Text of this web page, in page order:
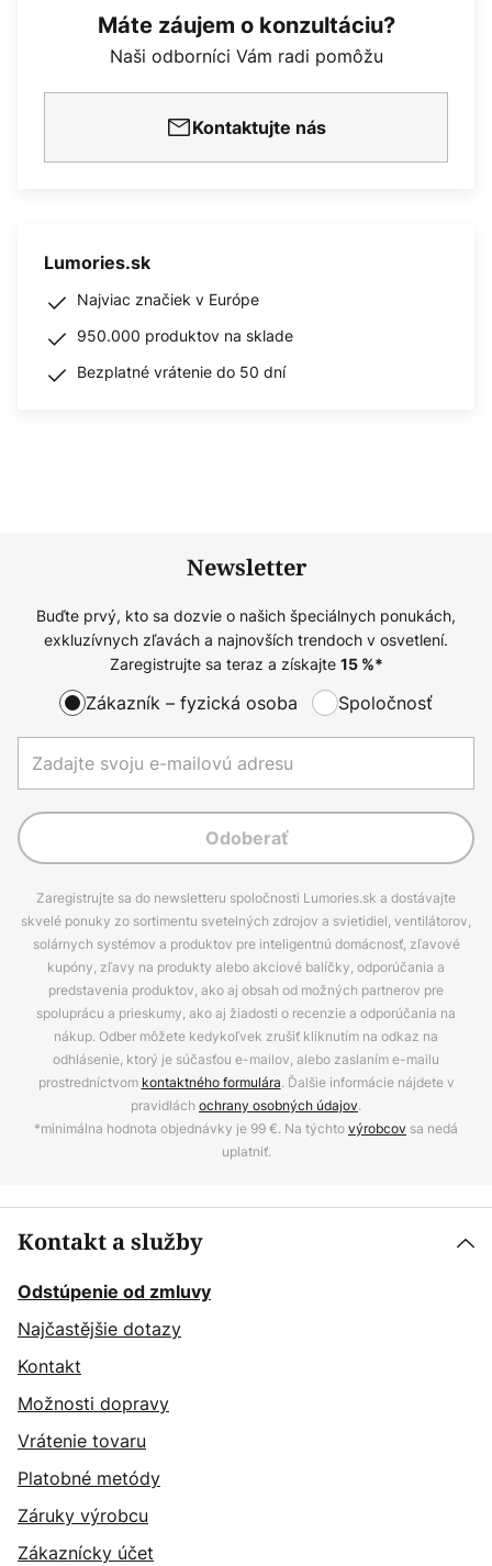
Máte záujem o konzultáciu?
Naši odborníci Vám radi pomôžu
Kontaktujte nás
Lumories.sk
Najviac značiek v Európe
950.000 produktov na sklade
Bezplatné vrátenie do 50 dní
Newsletter
Buďte prvý, kto sa dozvie o našich špeciálnych ponukách,
exkluzívnych zľavách a najnovších trendoch v osvetlení.
Zaregistrujte sa teraz a získajte 15%*
Zákazník – fyzická osoba Spoločnosť
Odoberať
Zaregistrujte sa do newsletteru spoločnosti Lumories.sk a dostávajte
skvelé ponuky zo sortimentu svetelných zdrojov a svietidiel, ventilátorov,
solárnych systémov a produktov pre inteligentnú domácnosť, zľavové
kupóny, zľavy na produkty alebo akciové balíčky, odporúčania a
predstavenia produktov, ako aj obsah od možných partnerov pre
spoluprácu a prieskumy, ako aj žiadosti o recenzie a odporúčania na
nákup. Odber môžete kedykoľvek zrušiť kliknutím na odkaz na
odhlásenie, ktorý je súčasťou e-mailov, alebo zaslaním e-mailu
prostredníctvom kontaktného formulára. Ďalšie informácie nájdete v
pravidlách ochrany osobných údajov.
*minimálna hodnota objednávky je 99 €. Na týchtovýrobcov sa nedá
uplatniť.
Kontakt a služby
Odstúpenie od zmluvy
Najčastějšie dotazy
Kontakt
Možnosti dopravy
Vrátenie tovaru
Platobné metódy
Záruky výrobcu
Zákaznícky účet